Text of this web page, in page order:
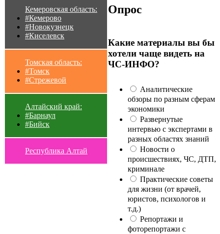
Кемеровская область:
#Кемерово
#Новокузнецк
#Киселевск
Томская область:
#Томск
#Стрежевой
Алтайский край:
#Барнаул
#Бийск
Республика Алтай
Опрос
Какие материалы вы бы
хотели чаще видеть на
ЧС-ИНФО?
Аналитические
обзоры по разным сферам
экономики
Развернутые
интервью с экспертами в
разных областях знаний
Новости о
происшествиях, ЧС, ДТП,
криминале
Практические советы
для жизни (от врачей,
юристов, психологов и
т.д.)
Репортажи и
фоторепортажи с